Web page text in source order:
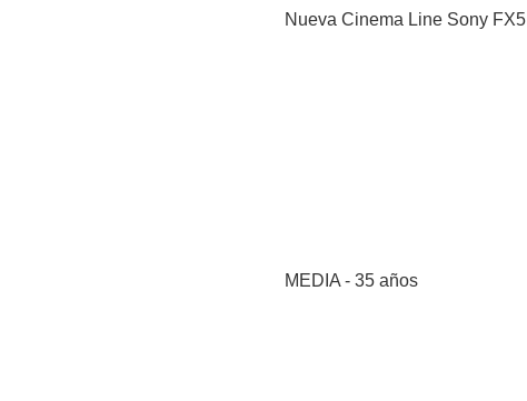
Nueva Cinema Line Sony FX5
MEDIA - 35 años